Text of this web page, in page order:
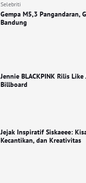
Selebriti
Gempa M5,3 Pangandaran,
Bandung
Jennie BLACKPINK Rilis
Billboard
Jejak Inspiratif Siskaeee:
Kecantikan, dan Kreativitas